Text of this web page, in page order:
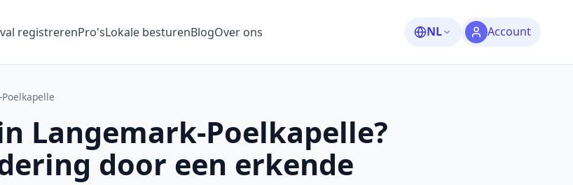
registrerenPro'sLokale besturenBlogOver ons NL Account
Langemark-Poelkapelle?
door een erkende